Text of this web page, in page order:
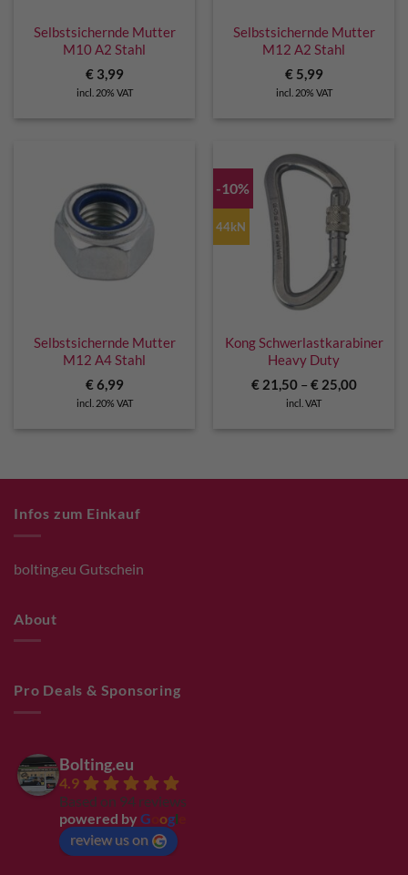
Selbstsichernde Mutter
M10 A2 Stahl
€3,99
incl. 20% VAT
Selbstsichernde Mutter
M12 A2 Stahl
€5,99
incl. 20% VAT
Selbstsichernde Mutter
M12 A4 Stahl
€6,99
incl. 20% VAT
-10%
44kN
Kong Schwerlastkarabiner
Heavy Duty
€21,50– €25,00
incl. VAT
Infos zum Einkauf
bolting.eu Gutschein
About
Pro Deals & Sponsoring
Bolting.eu
4.9
Based on 94 reviews
powered by G ogl
review us on